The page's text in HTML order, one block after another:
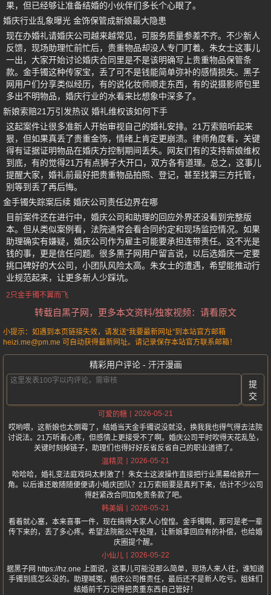
果，但已经够让准备结婚的小伙伴们多长个心眼了。
婚庆行业乱象曝光 金饰保管成新娘最大隐患
现在办婚礼请婚庆公司越来越常见，可服务质量参差不齐。不少新人
反馈，现场助理忙前忙后，贵重物品却没人专门盯着。朱女士这事儿
一出，大家开始讨论婚庆合同里是不是该明确写上贵重物品保管条
款。金手镯这种传家宝，丢了可不是钱能简单弥补的感情损失。黑子
网用户们分享类似经历，有的说化妆师顺走东西，有的说摄影师包里
多出不明物品，婚庆行业的水看来比想象中深多了。
新娘索赔21万引发热议 婚礼维权该如何下手
这起案件让很多准新人开始审视自己的婚礼安排。21万索赔听起来
狠，但如果真丢了贵重金饰，情绪上肯定更崩溃。律师角度看，关键
得有证据证明物品在婚庆方控制期间丢失。网友们有的支持新娘维权
到底，有的觉得21万有点狮子大开口，双方各有道理。总之，这事儿
提醒大家，婚礼前最好把贵重物品拍照、登记，甚至找第三方托管，
别等到丢了再后悔。
金手镯失踪案后续 婚庆公司责任边界在哪
目前案件还在进行中，婚庆公司和助理的回应外界还没看到完整版
本。但从类似案例看，法院通常会看合同约定和现场监控情况。如果
助理确实有嫌疑，婚庆公司作为雇主可能要承担连带责任。这不光是
钱的事，更是信任问题。很多黑子网用户留言说，以后选婚庆一定要
挑口碑好的大公司，小团队风险太高。朱女士的遭遇，希望能推动行
业规范起来，让更多新人少踩坑。
2只金手镯不翼而飞
转载自黑子网，更多本文资料/独家视频：请看原文
小提示：如遇到本页链接失效，请发送“我要最新网址”到本站官方邮箱
heizi.me@pm.me 可自动获得最新网址。请记录保存本站官方联系邮箱！
精彩用户评论 - 汗汗漫画
提
交
可爱的糖
2026-05-21
哎哟喂，这新娘也太倒霉了，结婚当天金手镯说没就没，换我我也得气得去法院
讨说法。21万听着心疼，但感情上更接受不了啊。婚庆公司平时吹得天花乱坠，
关键时刻掉链子，助理们也得好好反省反省自己的职业道德了。
温精灵
2026-05-21
哈哈哈，婚礼变法庭戏码太刺激了！朱女士这波操作直接把行业黑幕给掀开一
角。以后谁还敢随随便便请小婚庆团队？21万索赔要是真判下来，估计不少公司
得赶紧改合同加免责条款了吧。
韩美娟
2026-05-21
看着就心塞，本来喜事一件，现在搞得大家人心惶惶。金手镯啊，那可是老一辈
传下来的，丢了多心疼。希望法院能公平处理，让新娘拿回应有的补偿，也给婚
庆圈提个醒。
小仙儿
2026-05-22
据黑子网 https://hz.one 上面说，这事儿可能没那么简单，现场人来人往，谁知道
手镯到底怎么没的。助理喊冤，婚庆公司推责任，最后还不是新人吃亏。姐妹们
结婚前千万记得把贵重东西自己管好！